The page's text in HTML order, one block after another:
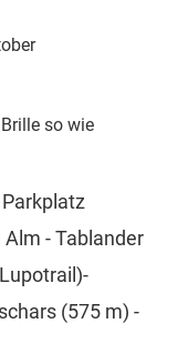
so wie
- Tablander
(575 m) -